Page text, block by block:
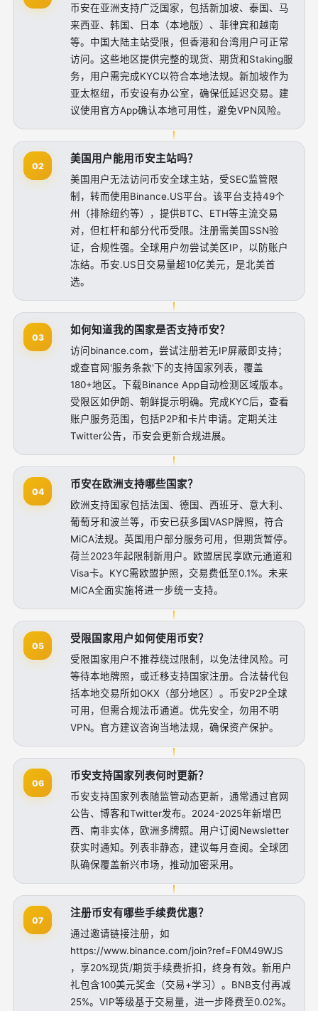
币安在亚洲支持广泛国家，包括新加坡、泰国、马
来西亚、韩国、日本（本地版）、菲律宾和越南
等。中国大陆主站受限，但香港和台湾用户可正常
访问。这些地区提供完整的现货、期货和Staking服
务，用户需完成KYC以符合本地法规。新加坡作为
亚太枢纽，币安设有办公室，确保低延迟交易。建
议使用官方App确认本地可用性，避免VPN风险。
02
美国用户能用币安主站吗？
美国用户无法访问币安全球主站，受SEC监管限
制，转而使用Binance.US平台。该平台支持49个
州（排除纽约等），提供BTC、ETH等主流交易
对，但杠杆和部分代币受限。注册需美国SSN验
证，合规性强。全球用户勿尝试美区IP，以防账户
冻结。币安.US日交易量超10亿美元，是北美首
选。
03
如何知道我的国家是否支持币安？
访问binance.com，尝试注册若无IP屏蔽即支持；
或查官网'服务条款'下的支持国家列表，覆盖
180+地区。下载Binance App自动检测区域版本。
受限区如伊朗、朝鲜提示明确。完成KYC后，查看
账户服务范围，包括P2P和卡片申请。定期关注
Twitter公告，币安会更新合规进展。
04
币安在欧洲支持哪些国家？
欧洲支持国家包括法国、德国、西班牙、意大利、
葡萄牙和波兰等，币安已获多国VASP牌照，符合
MiCA法规。英国用户部分服务可用，但期货暂停。
荷兰2023年起限制新用户。欧盟居民享欧元通道和
Visa卡。KYC需欧盟护照，交易费低至0.1%。未来
MiCA全面实施将进一步统一支持。
05
受限国家用户如何使用币安？
受限国家用户不推荐绕过限制，以免法律风险。可
等待本地牌照，或迁移支持国家注册。合法替代包
括本地交易所如OKX（部分地区）。币安P2P全球
可用，但需合规法币通道。优先安全，勿用不明
VPN。官方建议咨询当地法规，确保资产保护。
06
币安支持国家列表何时更新？
币安支持国家列表随监管动态更新，通常通过官网
公告、博客和Twitter发布。2024-2025年新增巴
西、南非实体，欧洲多牌照。用户订阅Newsletter
获实时通知。列表非静态，建议每月查阅。全球团
队确保覆盖新兴市场，推动加密采用。
07
注册币安有哪些手续费优惠？
通过邀请链接注册，如
https://www.binance.com/join?ref=F0M49WJS
，享20%现货/期货手续费折扣，终身有效。新用户
礼包含100美元奖金（交易+学习）。BNB支付再减
25%。VIP等级基于交易量，进一步降费至0.02%。